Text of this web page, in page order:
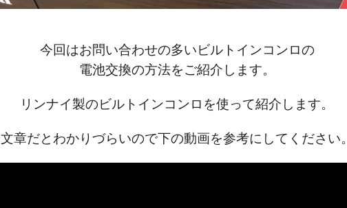
今回はお問い合わせの多いビルトインコンロの
電池交換の方法をご紹介します。
リンナイ製のビルトインコンロを使って紹介します。
文章だとわかりづらいので下の動画を参考にしてください。